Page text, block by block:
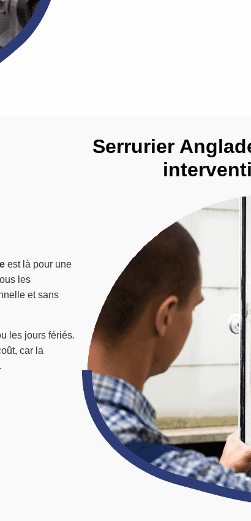
est là pour une
les
et sans
les jours fériés.
car la
Serrurier